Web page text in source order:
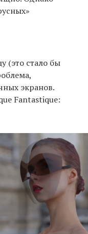
(это стало бы
экранов.
Fantastique: